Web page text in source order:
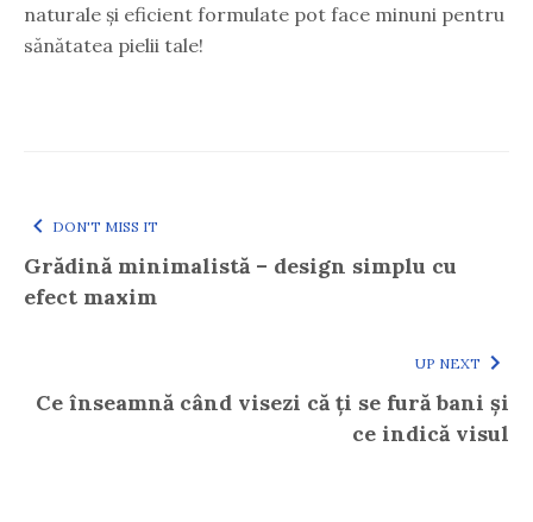
naturale și eficient formulate pot face minuni pentru
sănătatea pielii tale!
DON'T MISS IT
Grădină minimalistă – design simplu cu
efect maxim
UP NEXT
Ce înseamnă când visezi că ți se fură bani și
ce indică visul